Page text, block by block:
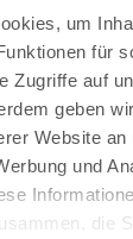
um
für
Zugriffe auf
geben
Website
und
die